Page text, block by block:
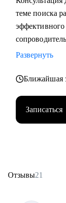
теме поиска
Развернуть
Ближайшая
Записаться
Отзывы21